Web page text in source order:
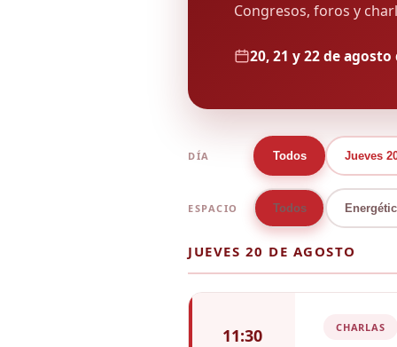
Congresos, foros y
20, 21 y 22 de agosto
DÍA Todos Jueves
ESPACIO Todos
JUEVES 20 DE AGOSTO
11:30 CHARLAS